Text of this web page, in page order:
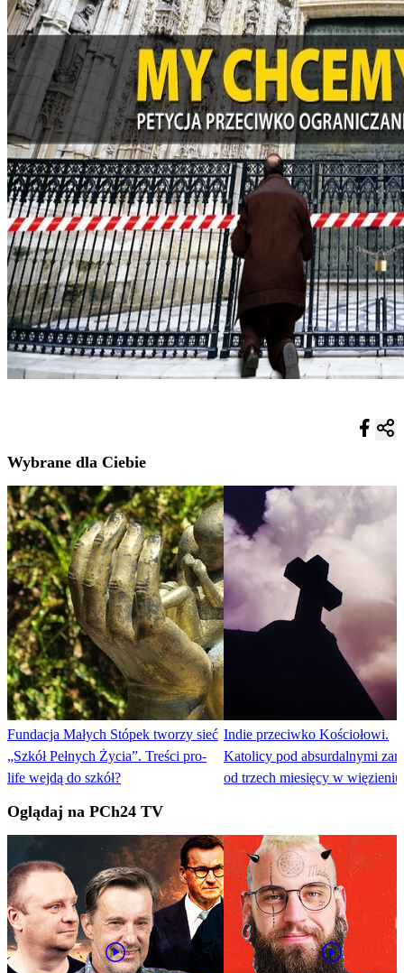
Wybrane dla Ciebie
Fundacja Małych Stópek tworzy sieć
„Szkół Pełnych Życia”. Treści pro-
life wejdą do szkół?
Indie przeciwko Kościołowi.
Katolicy pod absurdalnymi
od trzech miesięcy w więzieniu
Oglądaj na PCh24 TV